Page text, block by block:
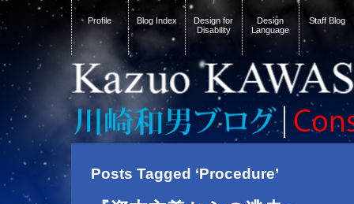
Profile Blog Index
Design for
Disability
Design
Language
Staff Blog
Posts Tagged ‘Procedure’